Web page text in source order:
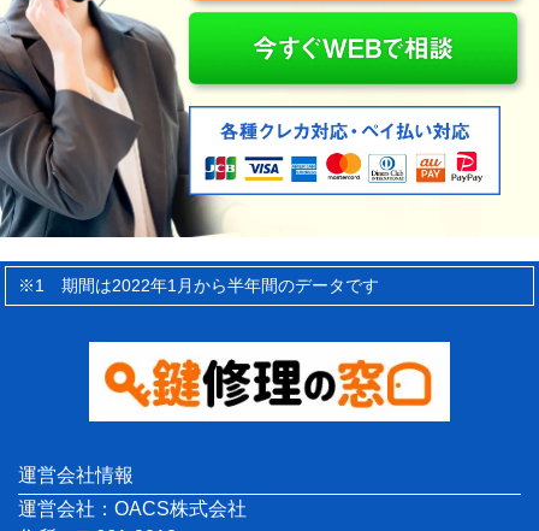
※1 期間は2022年1月から半年間のデータです
運営会社情報
運営会社：OACS株式会社